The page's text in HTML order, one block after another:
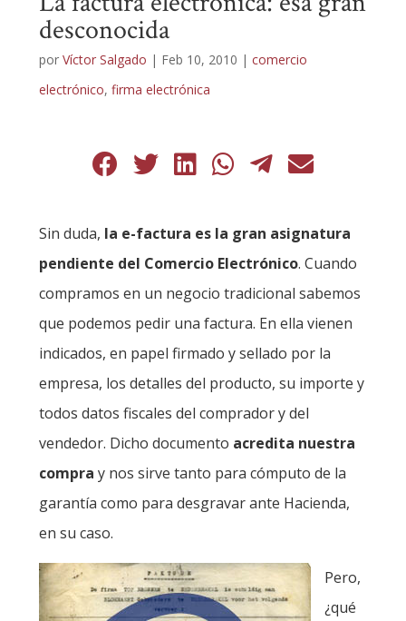
desconocida
por Víctor Salgado | Feb 10, 2010 | comercio
electrónico, firma electrónica
Sin duda, la e-factura es la gran asignatura
pendiente del Comercio Electrónico. Cuando
compramos en un negocio tradicional sabemos
que podemos pedir una factura. En ella vienen
indicados, en papel firmado y sellado por la
empresa, los detalles del producto, su importe y
todos datos fiscales del comprador y del
vendedor. Dicho documento acredita nuestra
compra y nos sirve tanto para cómputo de la
garantía como para desgravar ante Hacienda,
en su caso.
Pero,
¿qué